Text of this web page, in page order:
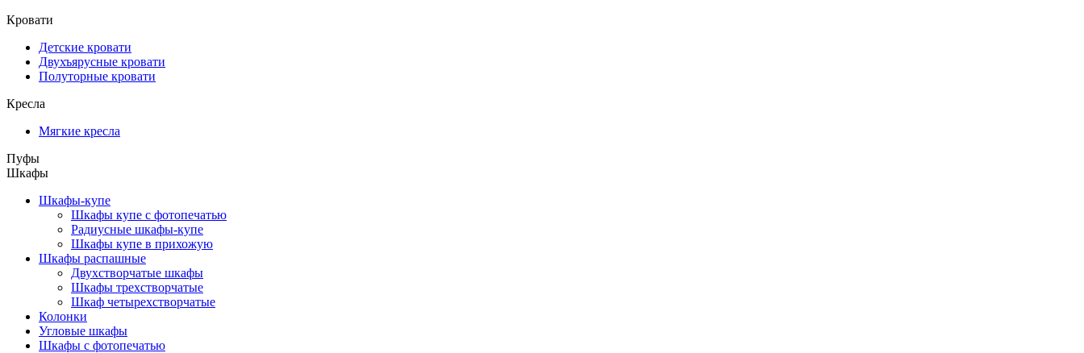
Кровати
Детские кровати
Двухъярусные кровати
Полуторные кровати
Кресла
Мягкие кресла
Пуфы
Шкафы
Шкафы-купе
Шкафы купе с фотопечатью
Радиусные шкафы-купе
Шкафы купе в прихожую
Шкафы распашные
Двухстворчатые шкафы
Шкафы трехстворчатые
Шкаф четырехстворчатые
Колонки
Угловые шкафы
Шкафы с фотопечатью